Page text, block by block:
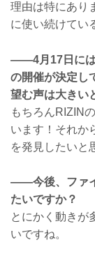
理由は特にあり
に使い続けてい
――4月17日には
の開催が決定し
望む声は大きい
もちろんRIZIN
います！それか
を発見したいと
――今後、ファ
たいですか？
とにかく動きが
いですね。